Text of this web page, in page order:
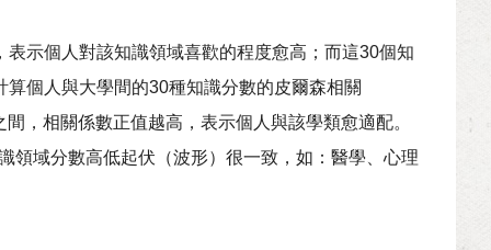
示個人對該知識領域喜歡的程度愈高；而這30個知
個人與大學間的30種知識分數的皮爾森相關
，相關係數正值越高，表示個人與該學類愈適配。
領域分數高低起伏（波形）很一致，如：醫學、心理